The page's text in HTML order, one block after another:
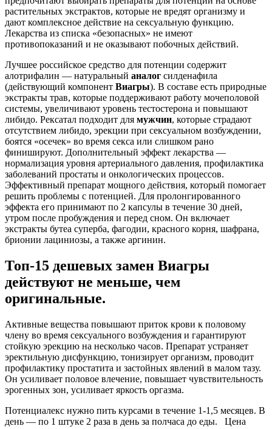
растительных экстрактов, которые не вредят организму и
дают комплексное действие на сексуальную функцию.
Лекарства из списка «безопасных» не имеют
противопоказаний и не оказывают побочных действий.
Лучшее российское средство для потенции содержит
алотрифалин — натуральный аналог силденафила
(действующий компонент Виагры). В составе есть природные
экстракты трав, которые поддерживают работу мочеполовой
системы, увеличивают уровень тестостерона и повышают
либидо. Рексатал подходит для мужчин, которые страдают
отсутствием либидо, эрекции при сексуальном возбуждении,
боятся «осечек» во время секса или слишком рано
финишируют. Дополнительный эффект лекарства —
нормализация уровня артериального давления, профилактика
заболеваний простаты и онкологических процессов.
Эффективный препарат мощного действия, который помогает
решить проблемы с потенцией. Для пролонгированного
эффекта его принимают по 2 капсулы в течение 30 дней,
утром после пробуждения и перед сном. Он включает
экстракты бутеа суперба, фагодии, красного корня, шафрана,
брионии лациниозы, а также аргинин.
Топ-15 дешевых замен Виагры
действуют не меньше, чем
оригинальные.
Активные вещества повышают приток крови к половому
члену во время сексуального возбуждения и гарантируют
стойкую эрекцию на несколько часов. Препарат устраняет
эректильную дисфункцию, тонизирует организм, проводит
профилактику простатита и застойных явлений в малом тазу.
Он усиливает половое влечение, повышает чувствительность
эрогенных зон, усиливает яркость оргазма.
Потенциалекс нужно пить курсами в течение 1-1,5 месяцев. В
день — по 1 штуке 2 раза в день за полчаса до еды. Цена